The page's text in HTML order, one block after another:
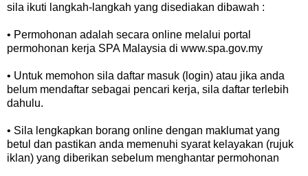
sila ikuti langkah-langkah yang disediakan dibawah :
• Permohonan adalah secara online melalui portal
permohonan kerja SPA Malaysia di www.spa.gov.my
• Untuk memohon sila daftar masuk (login) atau jika anda
belum mendaftar sebagai pencari kerja, sila daftar terlebih
dahulu.
• Sila lengkapkan borang online dengan maklumat yang
betul dan pastikan anda memenuhi syarat kelayakan (rujuk
iklan) yang diberikan sebelum menghantar permohonan